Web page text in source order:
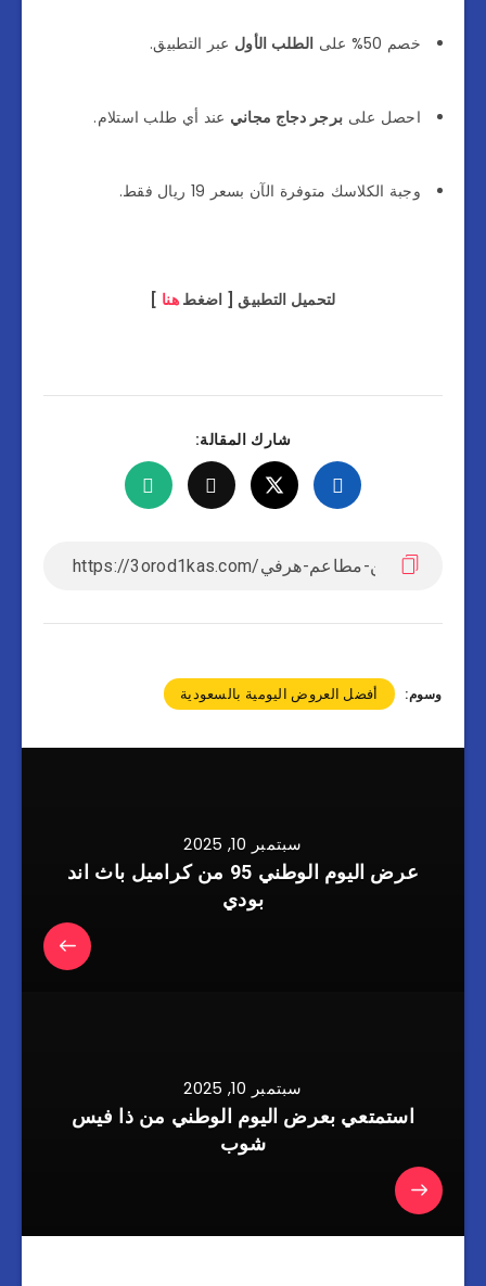
خصم 50% على الطلب الأول عبر التطبيق.
احصل على برجر دجاج مجاني عند أي طلب استلام.
وجبة الكلاسك متوفرة الآن بسعر 19 ريال فقط.
لتحميل التطبيق [ اضغطهنا ]
شارك المقالة:
وسوم: أفضل العروض اليومية بالسعودية
سبتمبر 10, 2025
عرض اليوم الوطني 95 من كراميل باث اند
بودي
سبتمبر 10, 2025
استمتعي بعرض اليوم الوطني من ذا فيس
شوب